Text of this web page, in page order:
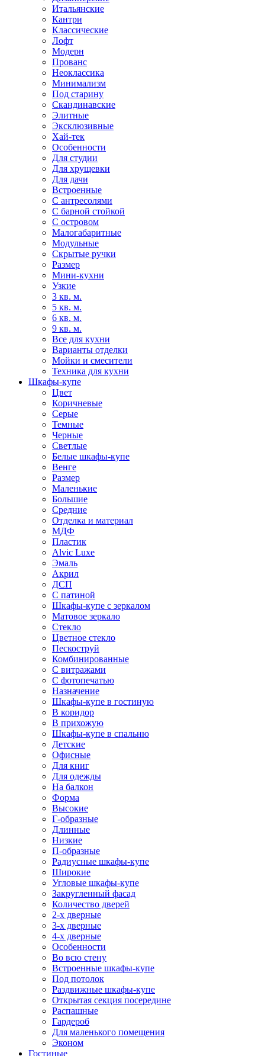
Итальянские
Кантри
Классические
Лофт
Модерн
Прованс
Неоклассика
Минимализм
Под старину
Скандинавские
Элитные
Эксклюзивные
Хай-тек
Особенности
Для студии
Для хрущевки
Для дачи
Встроенные
С антресолями
С барной стойкой
С островом
Малогабаритные
Модульные
Скрытые ручки
Размер
Мини-кухни
Узкие
3 кв. м.
5 кв. м.
6 кв. м.
9 кв. м.
Все для кухни
Варианты отделки
Мойки и смесители
Техника для кухни
Шкафы-купе
Цвет
Коричневые
Серые
Темные
Черные
Светлые
Белые шкафы-купе
Венге
Размер
Маленькие
Большие
Средние
Отделка и материал
МДФ
Пластик
Alvic Luxe
Эмаль
Акрил
ДСП
С патиной
Шкафы-купе с зеркалом
Матовое зеркало
Стекло
Цветное стекло
Пескоструй
Комбинированные
С витражами
С фотопечатью
Назначение
Шкафы-купе в гостиную
В коридор
В прихожую
Шкафы-купе в спальню
Детские
Офисные
Для книг
Для одежды
На балкон
Форма
Высокие
Г-образные
Длинные
Низкие
П-образные
Радиусные шкафы-купе
Широкие
Угловые шкафы-купе
Закругленный фасад
Количество дверей
2-х дверные
3-х дверные
4-х дверные
Особенности
Во всю стену
Встроенные шкафы-купе
Под потолок
Раздвижные шкафы-купе
Открытая секция посередине
Распашные
Гардероб
Для маленького помещения
Эконом
Гостиные